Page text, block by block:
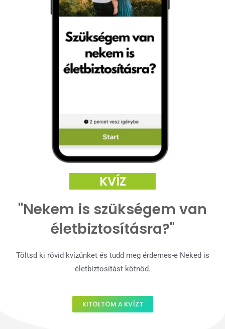
KVÍZ
"Nekem is szükségem van
életbiztosításra?"
Töltsd ki rövid kvízünket és tudd meg érdemes-e Neked is
életbiztosítást kötnöd.
KITÖLTÖM A KVÍZT